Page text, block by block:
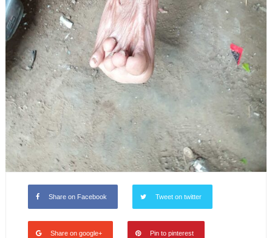
Share on Facebook Tweet on twitter
Share on google+ Pin to pinterest